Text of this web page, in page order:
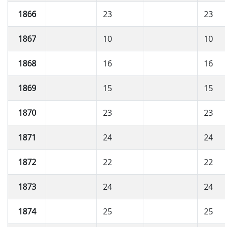
1866 23 23
1867 10 10
1868 16 16
1869 15 15
1870 23 23
1871 24 24
1872 22 22
1873 24 24
1874 25 25